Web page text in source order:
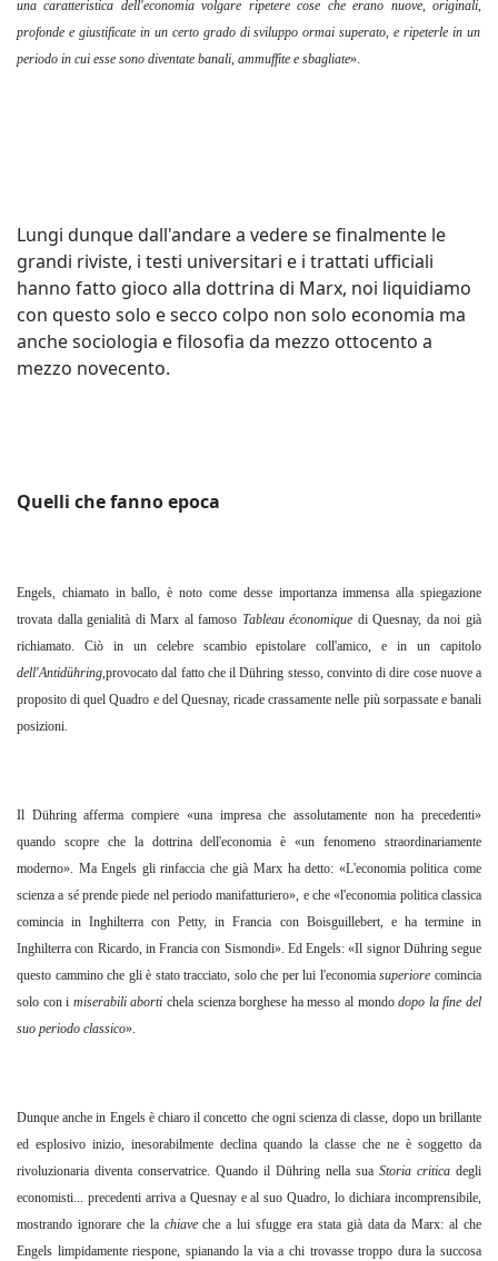
una caratteristica dell'economia volgare ripetere cose che erano nuove, originali,
profonde e giustificate in un certo grado di sviluppo ormai superato, e ripeterle in un
periodo in cui esse sono diventate banali, ammuffite e sbagliate».
Lungi dunque dall'andare a vedere se finalmente le
grandi riviste, i testi universitari e i trattati ufficiali
hanno fatto gioco alla dottrina di Marx, noi liquidiamo
con questo solo e secco colpo non solo economia ma
anche sociologia e filosofia da mezzo ottocento a
mezzo novecento.
Quelli che fanno epoca
Engels, chiamato in ballo, è noto come desse importanza immensa alla spiegazione
trovata dalla genialità di Marx al famoso Tableau économique di Quesnay, da noi già
richiamato. Ciò in un celebre scambio epistolare coll'amico, e in un capitolo
dell'Antidühring,provocato dal fatto che il Dühring stesso, convinto di dire cose nuove a
proposito di quel Quadro e del Quesnay, ricade crassamente nelle più sorpassate e banali
posizioni.
Il Dühring afferma compiere «una impresa che assolutamente non ha precedenti»
quando scopre che la dottrina dell'economia è «un fenomeno straordinariamente
moderno». Ma Engels gli rinfaccia che già Marx ha detto: «L'economia politica come
scienza a sé prende piede nel periodo manifatturiero», e che «l'economia politica classica
comincia in Inghilterra con Petty, in Francia con Boisguillebert, e ha termine in
Inghilterra con Ricardo, in Francia con Sismondi». Ed Engels: «Il signor Dühring segue
questo cammino che gli è stato tracciato, solo che per lui l'economiasuperiorecomincia
solo con i miserabili abortichela scienza borghese ha messo al mondodopo la fine del
suo periodo classico».
Dunque anche in Engels è chiaro il concetto che ogni scienza di classe, dopo un brillante
ed esplosivo inizio, inesorabilmente declina quando la classe che ne è soggetto da
rivoluzionaria diventa conservatrice. Quando il Dühring nella sua Storia critica degli
economisti... precedenti arriva a Quesnay e al suo Quadro, lo dichiara incomprensibile,
mostrando ignorare che la chiaveche a lui sfugge era stata già data da Marx: al che
Engels limpidamente riespone, spianando la via a chi trovasse troppo dura la succosa